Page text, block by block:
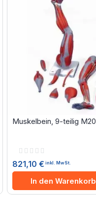
Muskelbein, 9-teilig M20
Rating:
821,10 € inkl. MwSt.
In den Warenkorb